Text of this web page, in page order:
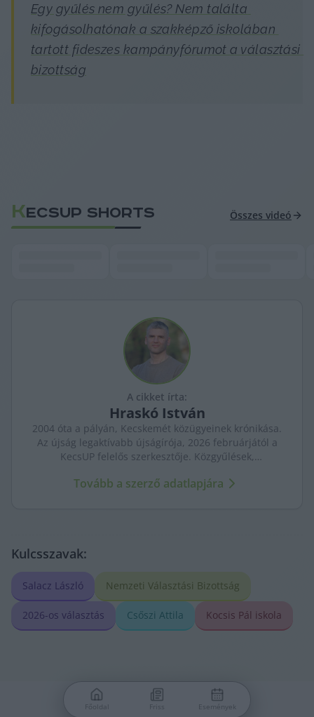
Egy gyűlés nem gyűlés? Nem találta
kifogásolhatónak a szakképző iskolában
tartott fideszes kampányfórumot a választási
bizottság
KECSUP SHORTS Összes videó
A cikket írta:
Hraskó István
2004 óta a pályán, Kecskemét közügyeinek krónikása.
Az újság legaktívabb újságírója, 2026 februárjától a
KecsUP felelős szerkesztője. Közgyűlések,
arca és a háttérben élők történetei egyszerre jelennek
Tovább a szerző adatlapjára
Kulcsszavak:
Salacz László Nemzeti Választási Bizottság
2026-os választás Csőszi Attila Kocsis Pál iskola
Főoldal Friss Események